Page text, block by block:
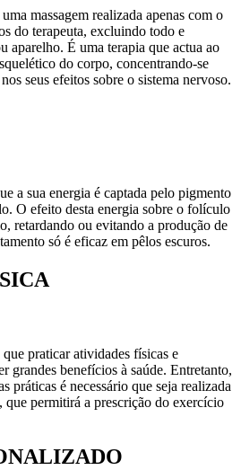
massagem realizada apenas com o
do terapeuta, excluindo todo e
aparelho. É uma terapia que actua ao
do corpo, concentrando-se
seus efeitos sobre o sistema nervoso.
a sua energia é captada pelo pigmento
O efeito desta energia sobre o folículo
retardando ou evitando a produção de
só é eficaz em pêlos escuros.
praticar atividades físicas e
grandes benefícios à saúde. Entretanto,
práticas é necessário que seja realizada
que permitirá a prescrição do exercício